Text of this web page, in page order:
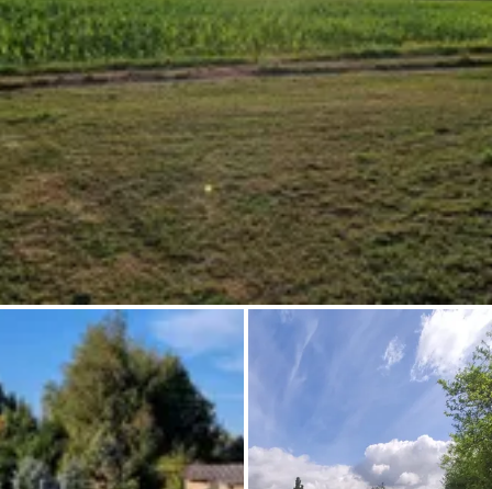
Conviértete en anfitrión
Parcelas
Alojamientos
Rutas
Pregunta Howdy
Inspiración fotográfica
Consejos e inspiración
Historias
Cupones